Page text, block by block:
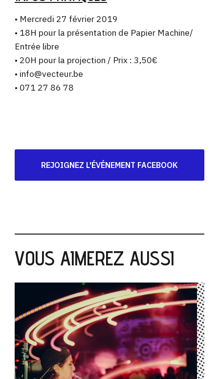
• Mercredi 27 février 2019
• 18H pour la présentation de Papier Machine/
Entrée libre
• 20H pour la projection / Prix : 3,50€
• info@vecteur.be
• 071 27 86 78
REJOIGNEZ L'ÉVÉNEMENT FACEBOOK
VOUS AIMEREZ AUSSI